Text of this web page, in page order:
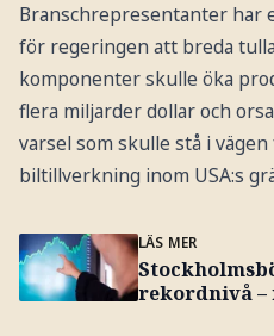
Branschrepresentanter har
för regeringen att breda
komponenter skulle öka
flera miljarder dollar och
varsel som skulle stå i
biltillverkning inom USA:s
LÄS MER
rekordnivå –